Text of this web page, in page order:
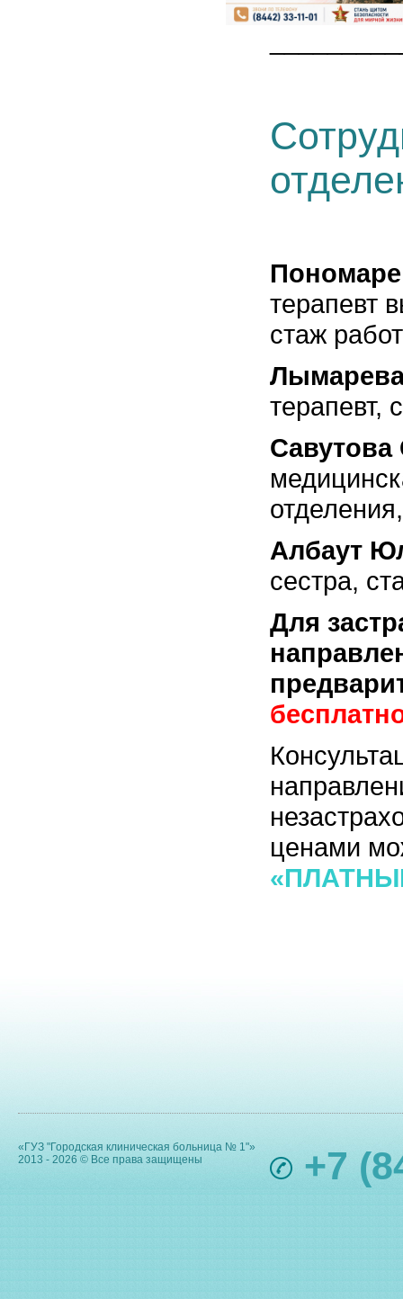
терапевт
стаж
терапевт,
Савутова
Албаут
сестра,
Для
ценами
«ГУЗ "Городская клиническая больница № 1"»
2013 - 2026 © Все права защищены
+7